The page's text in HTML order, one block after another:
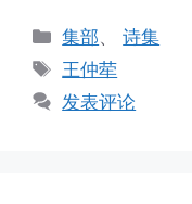
分
类
集部、诗集
标
签
王仲荦
发表评论